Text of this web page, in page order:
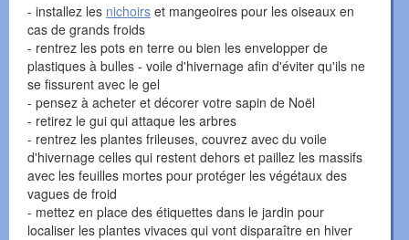
- installez les nichoirs et mangeoires pour les oiseaux en
cas de grands froids
- rentrez les pots en terre ou bien les envelopper de
plastiques à bulles - voile d'hivernage afin d'éviter qu'ils ne
se fissurent avec le gel
- pensez à acheter et décorer votre sapin de Noël
- retirez le gui qui attaque les arbres
- rentrez les plantes frileuses, couvrez avec du voile
d'hivernage celles qui restent dehors et paillez les massifs
avec les feuilles mortes pour protéger les végétaux des
vagues de froid
- mettez en place des étiquettes dans le jardin pour
localiser les plantes vivaces qui vont disparaître en hiver